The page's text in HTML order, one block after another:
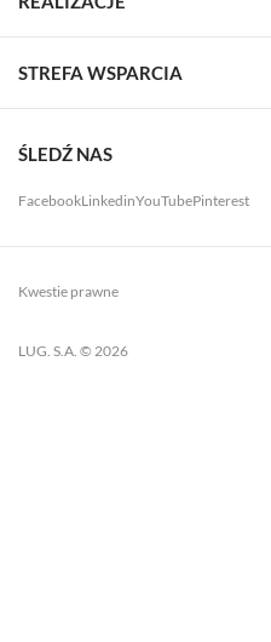
STREFA WSPARCIA
ŚLEDŹ NAS
FacebookLinkedinYouTubePinterest
LUG. S.A. © 2026
Kwestie prawne